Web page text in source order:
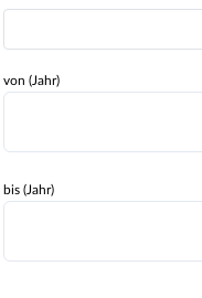
von (Jahr)
bis (Jahr)